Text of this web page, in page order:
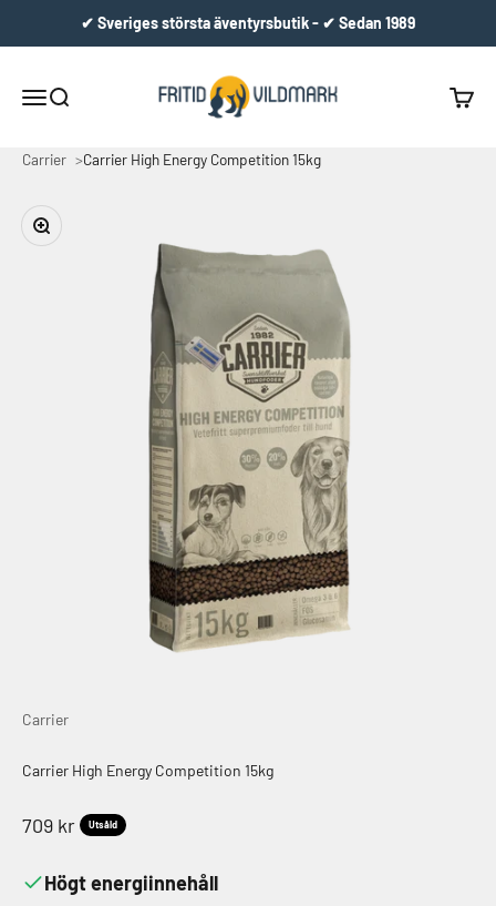
✔ Sveriges största äventyrsbutik - ✔ Sedan 1989
MenySök
Fritid & Vildmark
Carrier Carrier High Energy Competition 15kg
Zooma
Carrier
Carrier High Energy Competition 15kg
REA-pris
709 kr Utsåld
Högt energiinnehåll